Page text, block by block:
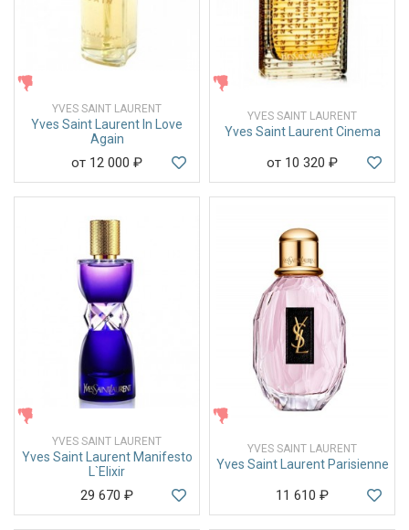
YVES SAINT LAURENT
Yves Saint Laurent In Love
Again
от 12 000 ₽
ЖЕНСКИЕ
YVES SAINT LAURENT
Yves Saint Laurent Cinema
от 10 320 ₽
YVES SAINT LAURENT
Yves Saint Laurent Manifesto
L`Elixir
29 670 ₽
ЖЕНСКИЕ
YVES SAINT LAURENT
Yves Saint Laurent Parisienne
11 610 ₽